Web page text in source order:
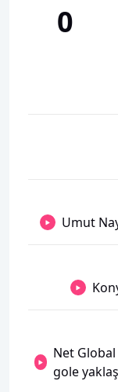
0
Umut
Net
gole